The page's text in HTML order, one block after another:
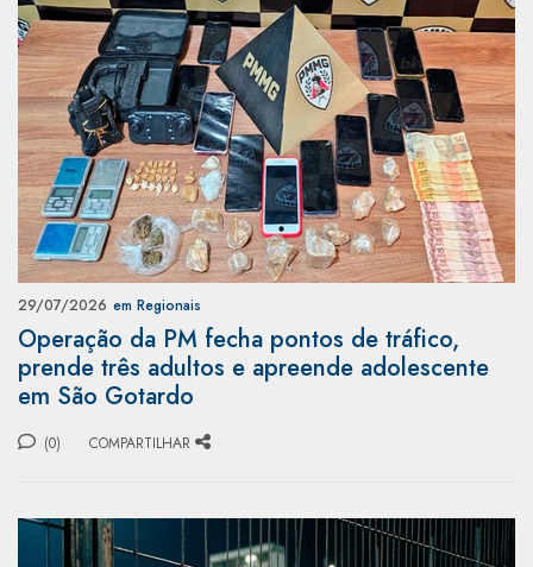
29/07/2026 em Regionais
Operação da PM fecha pontos de tráfico,
prende três adultos e apreende adolescente
em São Gotardo
(0) COMPARTILHAR